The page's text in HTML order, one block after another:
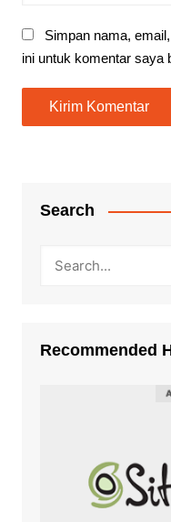
Simpan nama,
ini untuk komentar saya
Search
Recommended